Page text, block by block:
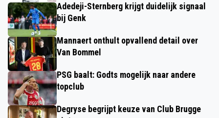
Adedeji-Sternberg krijgt duidelijk signaal
bij Genk
Mannaert onthult opvallend detail over
Van Bommel
PSG baalt: Godts mogelijk naar andere
topclub
Degryse begrijpt keuze van Club Brugge